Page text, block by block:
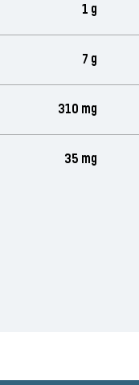
1 g
7 g
310 mg
35 mg